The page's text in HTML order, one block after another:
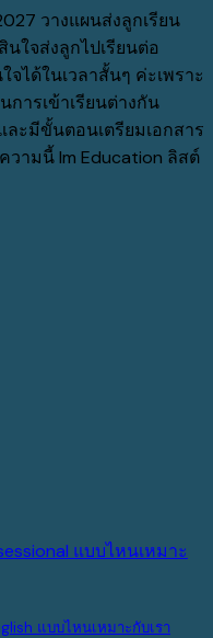
วางแผนส่งลูกเรียน
นใจส่งลูกไปเรียนต่อ
ได้ในเวลาสั้นๆ ค่ะเพราะ
การเข้าเรียนต่างกัน
ะมีขั้นตอนเตรียมเอกสาร
วามนี้ Im Education ลิสต์
แบบไหนเหมาะกับเรา